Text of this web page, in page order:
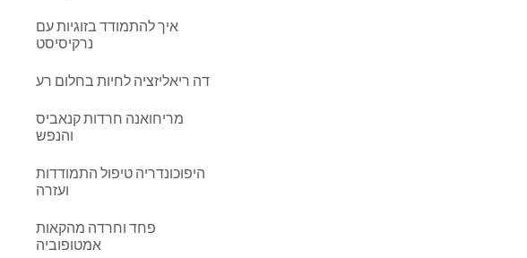
איך להתמודד בזוגיות עם
נרקיסיסט
דה ריאליזציה לחיות בחלום רע
מריחואנה חרדות קנאביס
והנפש
היפוכונדריה טיפול התמודדות
ועזרה
פחד וחרדה מהקאות
אמטופוביה